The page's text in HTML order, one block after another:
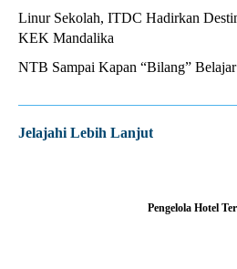
Linur Sekolah, ITDC Hadirkan
KEK Mandalika
NTB Sampai Kapan “Bilang”
Jelajahi Lebih Lanjut
Pengelola Hotel